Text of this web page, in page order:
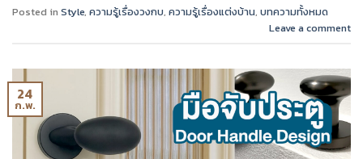
Posted in Style, ความรู้เรื่องวงกบ, ความรู้เรื่องแต่งบ้าน, บทความทั้งหมด
Leave a comment
24
ก.พ.